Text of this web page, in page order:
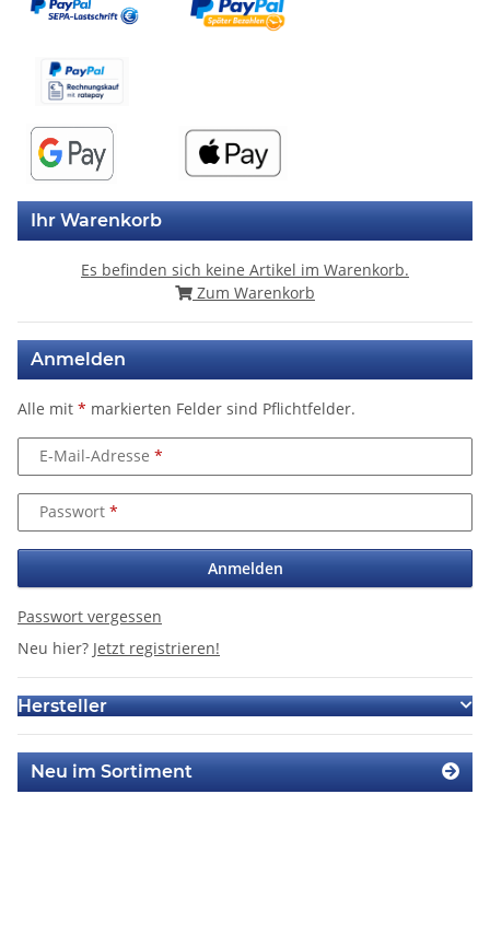
Ihr Warenkorb
Es befinden sich keine Artikel im Warenkorb.
Zum Warenkorb
Anmelden
Alle mit * markierten Felder sind Pflichtfelder.
E-Mail-Adresse
Passwort
Anmelden
Passwort vergessen
Neu hier? Jetzt registrieren!
Hersteller
Neu im Sortiment